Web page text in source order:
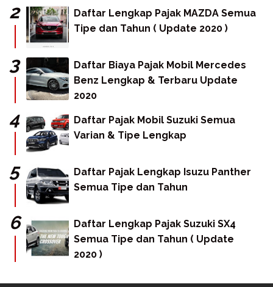
Daftar Lengkap Pajak MAZDA Semua
Tipe dan Tahun ( Update 2020 )
Daftar Biaya Pajak Mobil Mercedes
Benz Lengkap & Terbaru Update
2020
Daftar Pajak Mobil Suzuki Semua
Varian & Tipe Lengkap
Daftar Pajak Lengkap Isuzu Panther
Semua Tipe dan Tahun
Daftar Lengkap Pajak Suzuki SX4
Semua Tipe dan Tahun ( Update
2020 )